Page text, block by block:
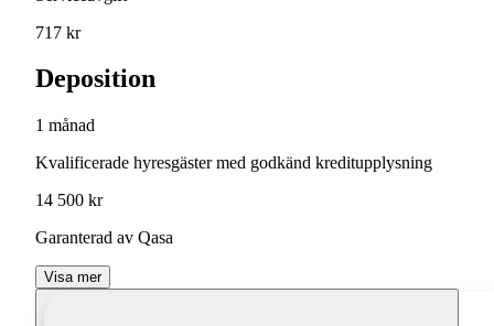
717 kr
Deposition
1 månad
Kvalificerade hyresgäster med godkänd kreditupplysning
14 500 kr
Garanterad av Qasa
Visa mer